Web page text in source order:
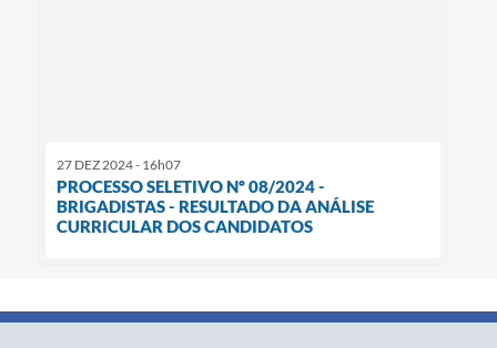
27 DEZ 2024 - 16h07
PROCESSO SELETIVO Nº 08/2024 -
BRIGADISTAS - RESULTADO DA ANÁLISE
CURRICULAR DOS CANDIDATOS